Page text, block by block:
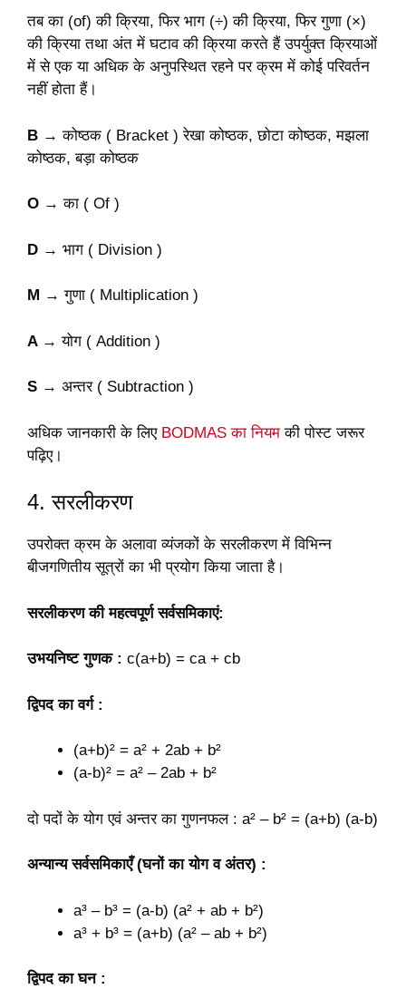
तब का (of) की क्रिया, फिर भाग (÷) की क्रिया, फिर गुणा (×)
की क्रिया तथा अंत में घटाव की क्रिया करते हैं उपर्युक्त क्रियाओं
में से एक या अधिक के अनुपस्थित रहने पर क्रम में कोई परिवर्तन
नहीं होता हैं।
B → कोष्ठक ( Bracket ) रेखा कोष्ठक, छोटा कोष्ठक, मझला
कोष्ठक, बड़ा कोष्ठक
O → का ( Of )
D → भाग ( Division )
M → गुणा ( Multiplication )
A → योग ( Addition )
S → अन्तर ( Subtraction )
अधिक जानकारी के लिए BODMAS का नियम की पोस्ट जरूर
पढ़िए।
4. सरलीकरण
उपरोक्त क्रम के अलावा व्यंजकों के सरलीकरण में विभिन्न
बीजगणितीय सूत्रों का भी प्रयोग किया जाता है।
सरलीकरण की महत्वपूर्ण सर्वसमिकाएं:
उभयनिष्ट गुणक : c(a+b) = ca + cb
द्विपद का वर्ग :
(a+b)² = a² + 2ab + b²
(a-b)² = a² – 2ab + b²
दो पदों के योग एवं अन्तर का गुणनफल : a² – b² = (a+b) (a-b)
अन्यान्य सर्वसमिकाएँ (घनों का योग व अंतर) :
a³ – b³ = (a-b) (a² + ab + b²)
a³ + b³ = (a+b) (a² – ab + b²)
द्विपद का घन :